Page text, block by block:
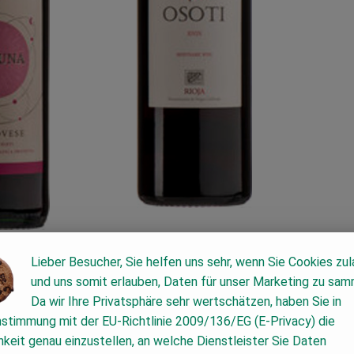
Produkt zum Warenkorb hinzufügen
, Preis:
9,89 €/ 0,75l
Osoti Rioja
Spanien, Referenzpreis:
13,19 €/ l
Produkt zum
Lieber Besucher, Sie helfen uns sehr, wenn Sie Cookies
und uns somit erlauben, Daten für unser Marketing zu
Da wir Ihre Privatsphäre sehr wertschätzen, haben Sie in
mit der EU-Richtlinie 2009/136/EG (E-Privacy) die
genau einzustellen, an welche Dienstleister Sie Daten